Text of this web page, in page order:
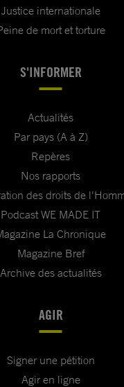
Justice internationale
de mort et torture
S'INFORMER
Actualités
Par pays (A à Z)
Repères
Nos rapports
des droits de
Podcast WE MADE IT
La Chronique
Magazine Bref
Archive des actualités
AGIR
Signer une pétition
Agir en ligne